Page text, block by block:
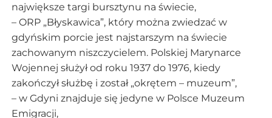
największe targi bursztynu na świecie,
– ORP „Błyskawica”, który można zwiedzać w
gdyńskim porcie jest najstarszym na świecie
zachowanym niszczycielem. Polskiej Marynarce
Wojennej służył od roku 1937 do 1976, kiedy
zakończył służbę i został „okrętem – muzeum”,
– w Gdyni znajduje się jedyne w Polsce Muzeum
Emigracji,